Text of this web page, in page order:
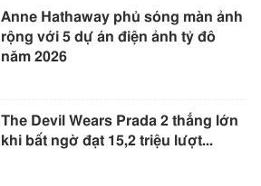
Anne Hathaway phủ sóng màn ảnh
rộng với 5 dự án điện ảnh tỷ đô
năm 2026
The Devil Wears Prada 2 thắng lớn
khi bất ngờ đạt 15,2 triệu lượt...